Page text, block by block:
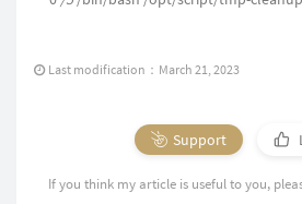
Last modification：March 21, 2023
Support
If you think my article is useful to you,